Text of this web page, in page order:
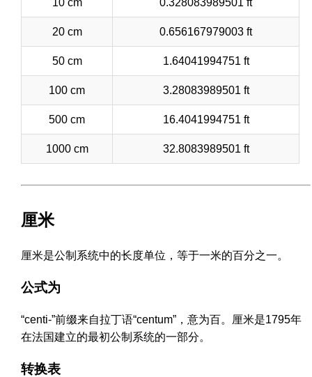
20 cm 0.656167979003 ft
50 cm 1.64041994751 ft
100 cm 3.28083989501 ft
500 cm 16.4041994751 ft
1000 cm 32.8083989501 ft
厘米
厘米是公制系统中的长度单位，等于一米的百分之一。
公式为
“centi-”前缀来自拉丁语“centum”，意为百。厘米是1795年
在法国建立的最初公制系统的一部分。
转换表